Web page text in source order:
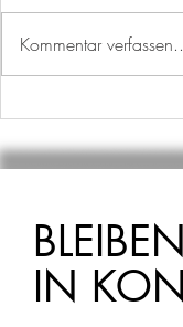
Kommentar
IN